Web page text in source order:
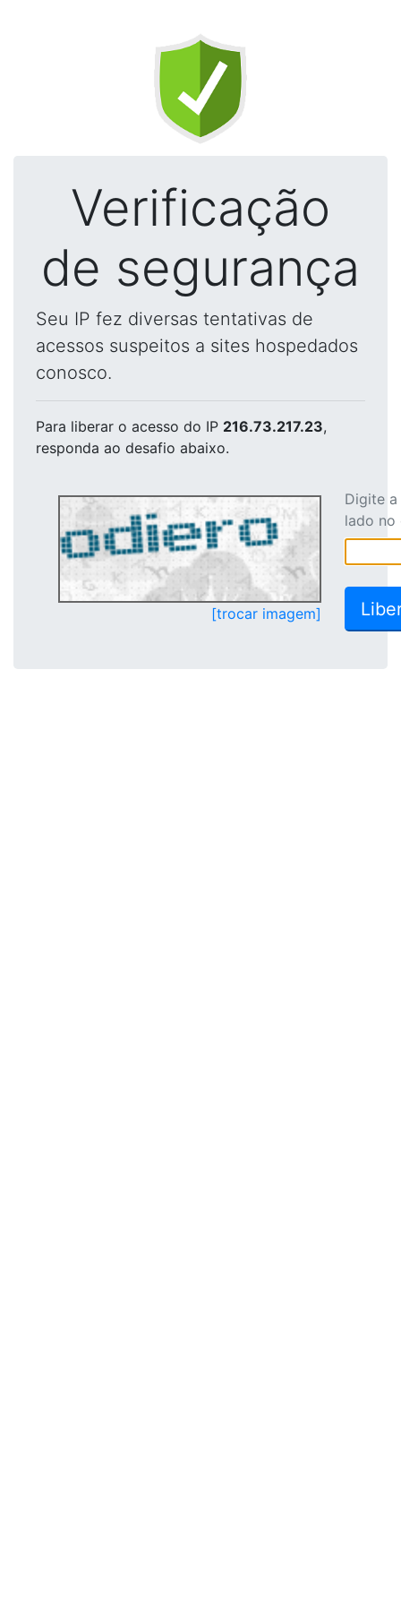
Verificação
de segurança
Seu IP fez diversas tentativas de
acessos suspeitos a sites hospedados
conosco.
Para liberar o acesso do IP 216.73.217.23,
responda ao desafio abaixo.
[trocar imagem]
Digite
lado no